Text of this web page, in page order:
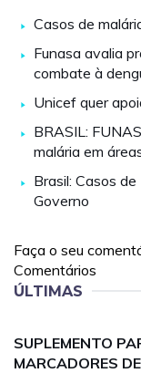
Casos de
Funasa avalia
combate à
Unicef quer
BRASIL:
malária em
Brasil: Casos
Governo
Faça o seu
Comentários
ÚLTIMAS
SUPLEMENTO
MARCADORES